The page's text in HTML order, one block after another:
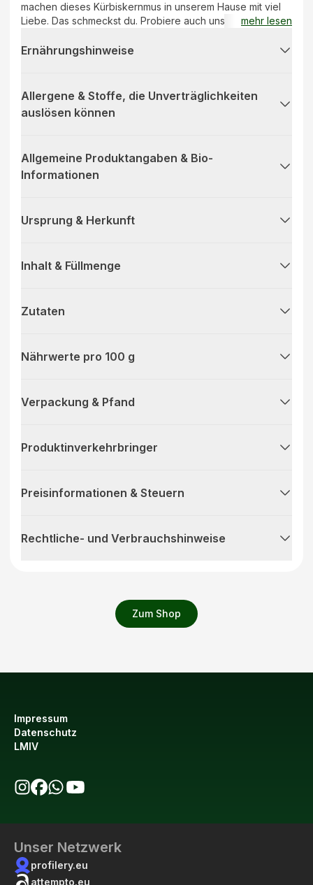
Zum Shop
machen dieses Kürbiskernmus in unserem Hause mit viel
Liebe. Das schmeckst du. Probiere auch unsere anderen
mehr lesen
Ernährungshinweise
Allergene & Stoffe, die Unverträglichkeiten
auslösen können
Allgemeine Produktangaben & Bio-
Informationen
Ursprung & Herkunft
Inhalt & Füllmenge
Zutaten
Nährwerte pro 100 g
Verpackung & Pfand
Produktinverkehrbringer
Preisinformationen & Steuern
Rechtliche- und Verbrauchshinweise
Impressum
Datenschutz
LMIV
Unser Netzwerk
profilery.eu
attempto.eu